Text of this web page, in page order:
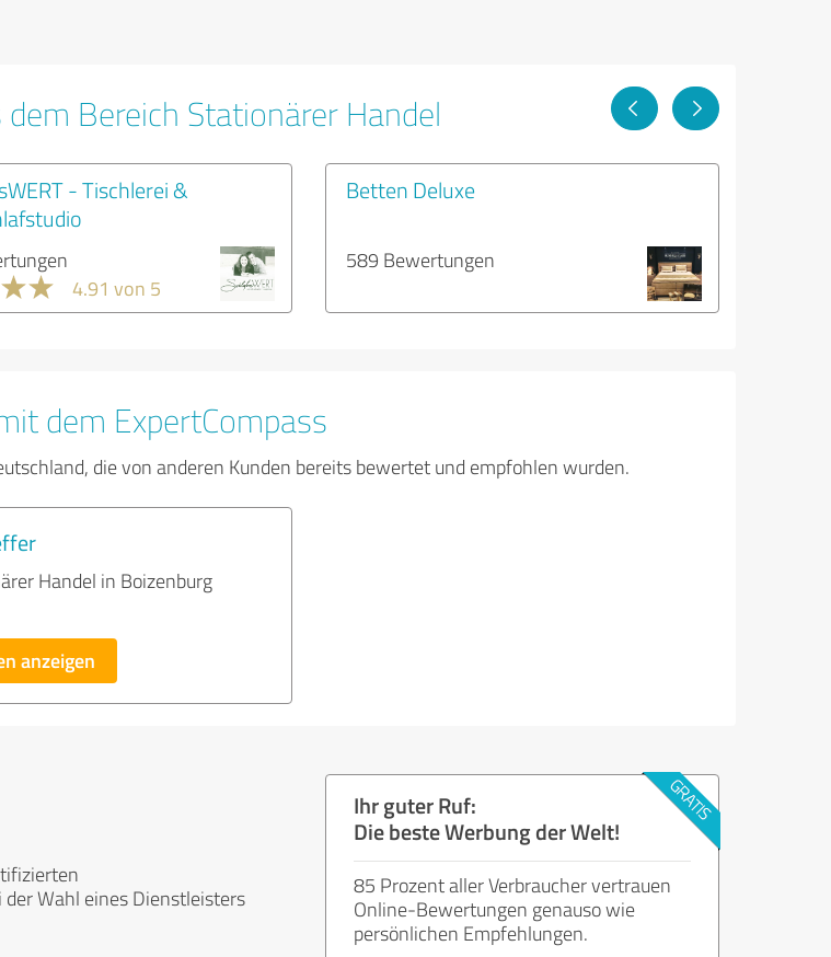
Bereich Stationärer Handel
- Tischlerei &
4.91 von 5
Betten Deluxe
589 Bewertungen
dem ExpertCompass
die von anderen Kunden bereits bewertet und empfohlen wurden.
Handel in Boizenburg
anzeigen
Wahl eines Dienstleisters
Ihr guter Ruf:
Die beste Werbung der Welt!
85 Prozent aller Verbraucher vertrauen
Online-Bewertungen genauso wie
persönlichen Empfehlungen.